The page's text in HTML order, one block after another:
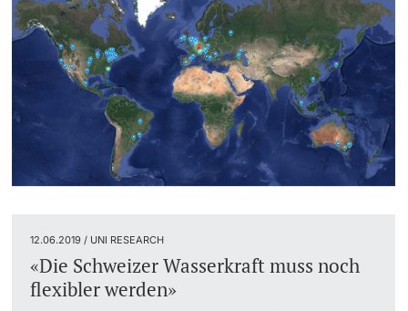
12.06.2019 / UNI RESEARCH
«Die Schweizer Wasserkraft muss noch
flexibler werden»